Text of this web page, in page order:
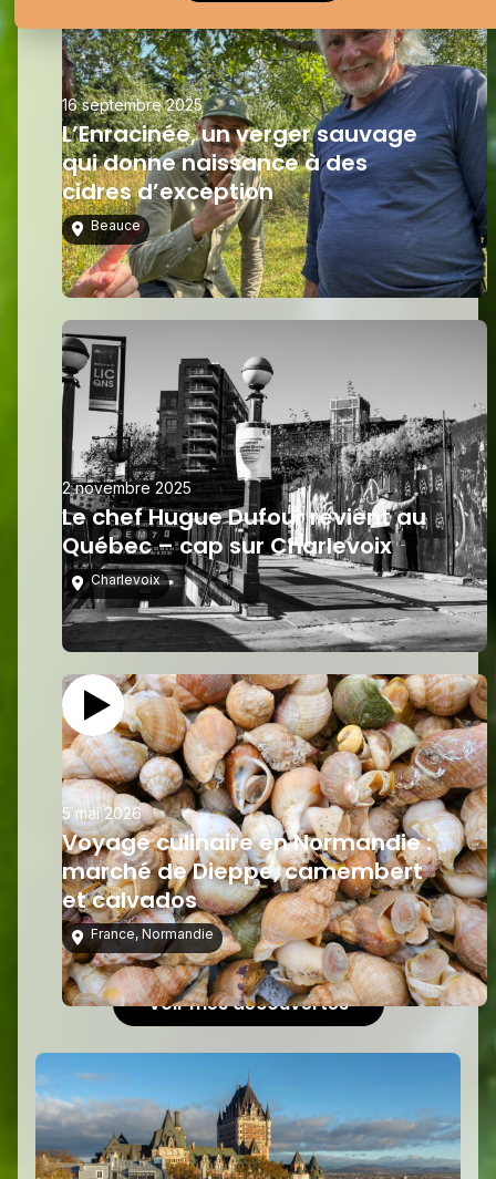
16 septembre 2025
L’Enracinée, un verger sauvage
qui donne naissance à des
cidres d’exception
Beauce
2 novembre 2025
Le chef Hugue Dufour revient au
Québec – cap sur Charlevoix
Charlevoix
5 mai 2026
Voyage culinaire en Normandie :
marché de Dieppe, camembert
et calvados
France, Normandie
Voir mes découvertes